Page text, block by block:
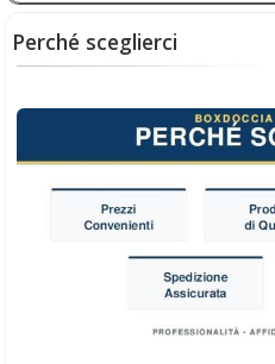
Perché sceglierci